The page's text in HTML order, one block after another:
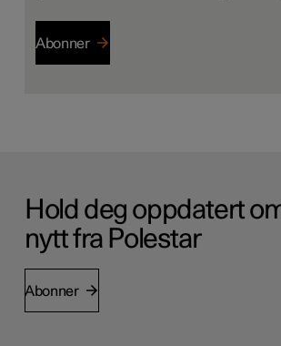
Abonner
Hold deg oppdatert
nytt fra Polestar
Abonner